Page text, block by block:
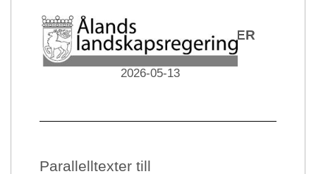
PARALLELLTEXTER
Datum
2026-05-13
Parallelltexter till